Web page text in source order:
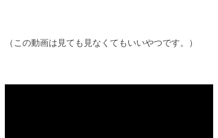
（この動画は見ても見なくてもいいやつです。）